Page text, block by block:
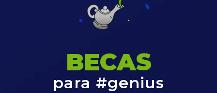
BECAS
para #genius